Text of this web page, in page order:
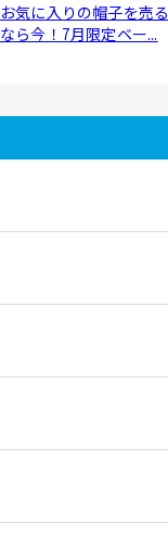
お気に入りの帽子を売る
なら今！7月限定ベー...